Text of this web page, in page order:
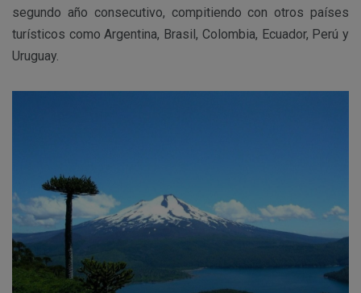
segundo año consecutivo, compitiendo con otros países
turísticos como Argentina, Brasil, Colombia, Ecuador, Perú y
Uruguay.